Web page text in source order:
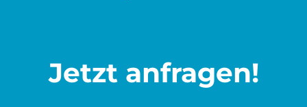
Jetzt anfragen!